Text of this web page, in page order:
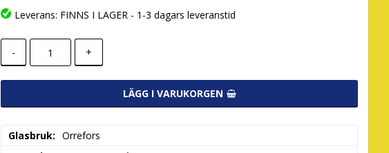
Leverans: FINNS I LAGER - 1-3 dagars leveranstid
- +
LÄGG I VARUKORGEN
Glasbruk
Orrefors